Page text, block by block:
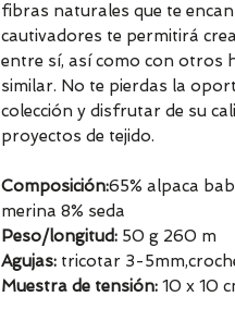
fibras naturales que te
cautivadores te permitirá
entre sí, así como con otros
similar. No te pierdas la
colección y disfrutar de su
proyectos de tejido.
Composición:65% alpaca
merina 8% seda
Peso/longitud: 50 g 260 m
Agujas: tricotar 3-
Muestra de tensión: 10 x 10